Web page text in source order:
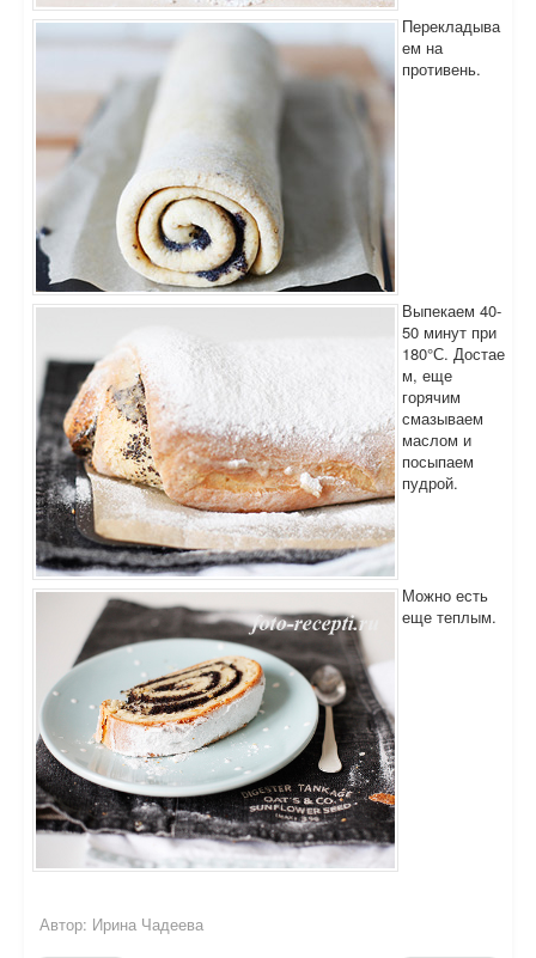
Перекладыва
ем на
противень.
Выпекаем 40-
50 минут при
180°С. Достае
м, еще
горячим
смазываем
маслом и
посыпаем
пудрой.
Можно есть
еще теплым.
Автор: Ирина Чадеева